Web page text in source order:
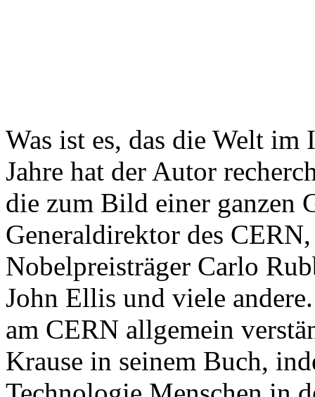
Was ist es, das die Welt im
Jahre hat der Autor
die zum Bild einer ganzen
Generaldirektor des
Nobelpreisträger Carlo
John Ellis und viele
am CERN allgemein
Krause in seinem Buch,